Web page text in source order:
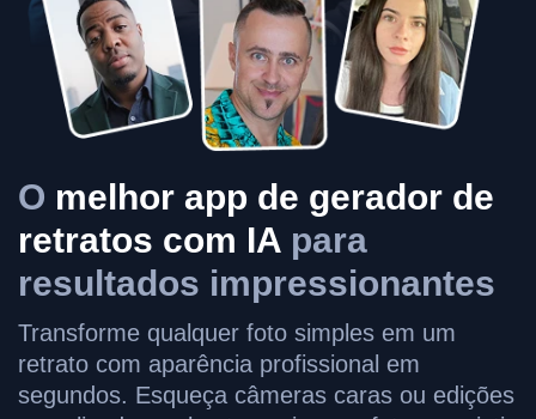
O melhor app de gerador de
retratos com IA para
resultados impressionantes
Transforme qualquer foto simples em um
retrato com aparência profissional em
segundos. Esqueça câmeras caras ou edições